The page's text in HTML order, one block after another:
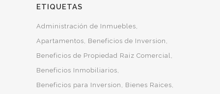
ETIQUETAS
Administración de Inmuebles
Apartamentos
Beneficios de Inversion
Beneficios de Propiedad Raiz Comercial
Beneficios Inmobiliarios
Beneficios para Inversion
Bienes Raices